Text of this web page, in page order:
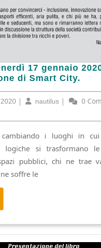
17 gennaio
di Smart City.
11
2020
| nautilus nautilus
| 0
cambiando i luoghi in cui
logiche si trasformano
pubblici, chi ne trae
soffre le